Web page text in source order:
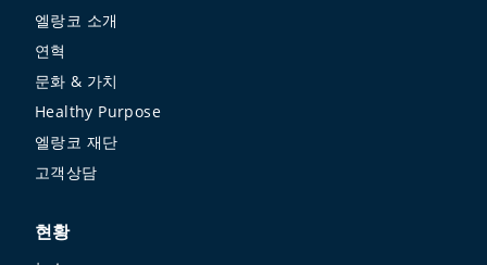
엘랑코 소개
연혁
문화 & 가치
Healthy Purpose
엘랑코 재단
고객상담
현황